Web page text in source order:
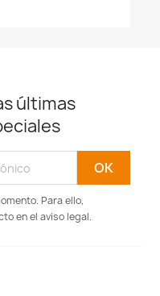
últimas
Para ello,
en el aviso legal.